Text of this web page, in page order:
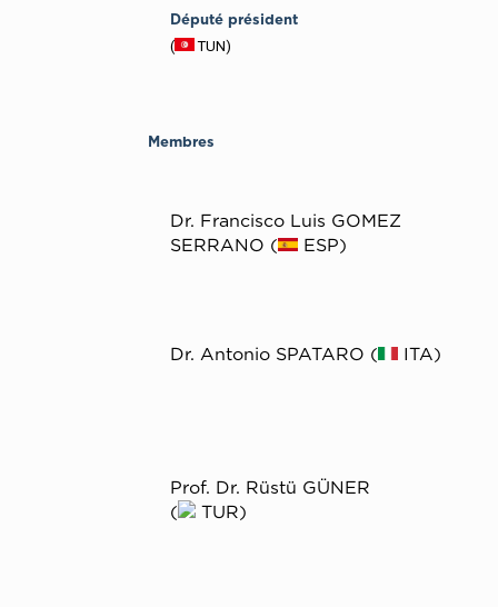
Député président
( TUN)
Membres
Dr. Francisco Luis GOMEZ
SERRANO (
ESP)
Dr. Antonio SPATARO ( ΙΤΑ)
Prof. Dr. Rüstü GÜNER
(
TUR)